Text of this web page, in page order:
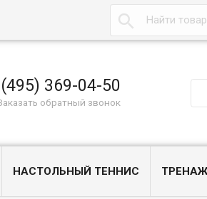

369-04-50
обратный звонок
НАСТОЛЬНЫЙ ТЕННИС